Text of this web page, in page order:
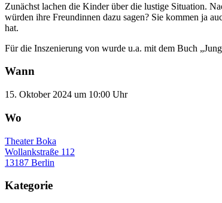
Zunächst lachen die Kinder über die lustige Situation.
würden ihre Freundinnen dazu sagen? Sie kommen ja
hat.
Für die Inszenierung von wurde u.a. mit dem Buch
Wann
15. Oktober 2024 um 10:00 Uhr
Wo
Theater Boka
Wollankstraße 112
13187 Berlin
Kategorie